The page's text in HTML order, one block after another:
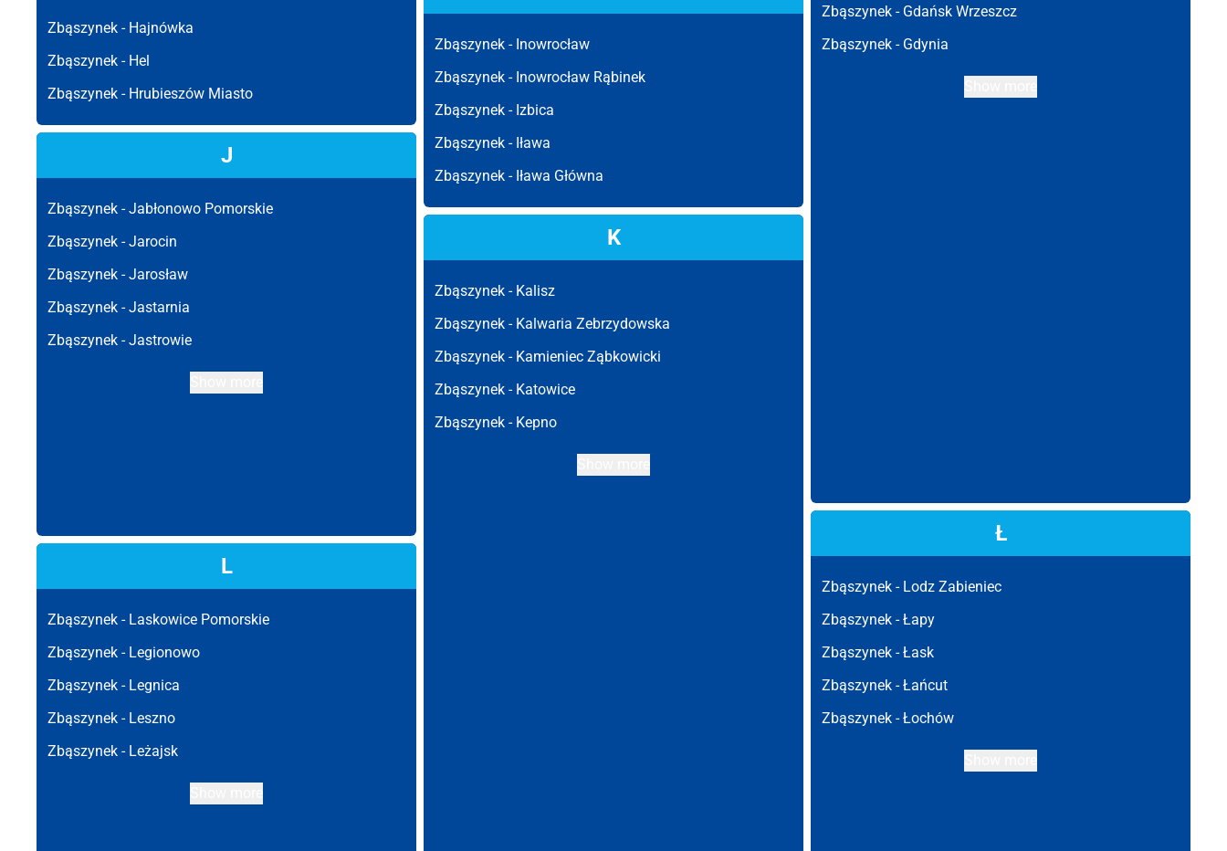
Zbąszynek - Gdańsk Wrzeszcz
Zbąszynek - Gdynia
Zbąszynek - Hajnówka
Zbąszynek - Hel
Zbąszynek - Hrubieszów Miasto
Zbąszynek - Inowrocław
Zbąszynek - Inowrocław Rąbinek
Zbąszynek - Izbica
Zbąszynek - Iława
Zbąszynek - Iława Główna
J
Zbąszynek -Jabłonowo Pomorskie
Zbąszynek -Jarocin
Zbąszynek -Jarosław
Zbąszynek -Jastarnia
Zbąszynek -Jastrowie
K
Zbąszynek - Kalisz
Zbąszynek - Kalwaria Zebrzydowska
Zbąszynek - Kamieniec Ząbkowicki
Zbąszynek - Katowice
Zbąszynek - Kepno
Ł
Zbąszynek - Lodz Zabieniec
Zbąszynek -Łapy
Zbąszynek -Łask
Zbąszynek -Łańcut
Zbąszynek -Łochów
L
Zbąszynek - Laskowice Pomorskie
Zbąszynek - Legionowo
Zbąszynek - Legnica
Zbąszynek - Leszno
Zbąszynek - Leżajsk